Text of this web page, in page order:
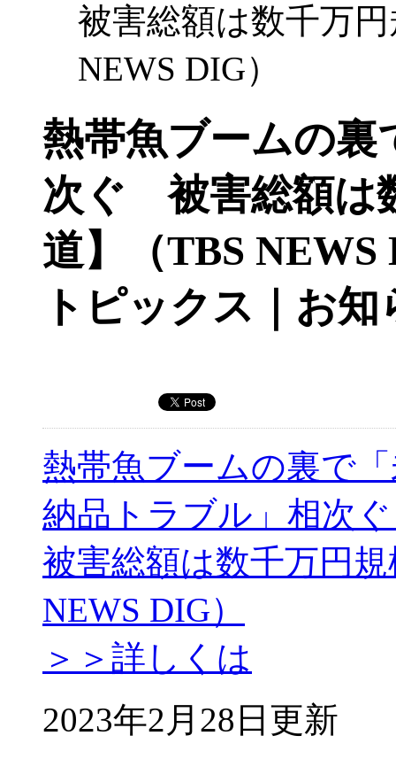
被害総額は数千万
NEWS DIG）
熱帯魚ブームの裏
次ぐ 被害総額は
道】（TBS NEWS
トピックス｜お知
熱帯魚ブームの裏で
納品トラブル」相次
被害総額は数千万円
NEWS DIG）
＞＞詳しくは
2023年2月28日更新